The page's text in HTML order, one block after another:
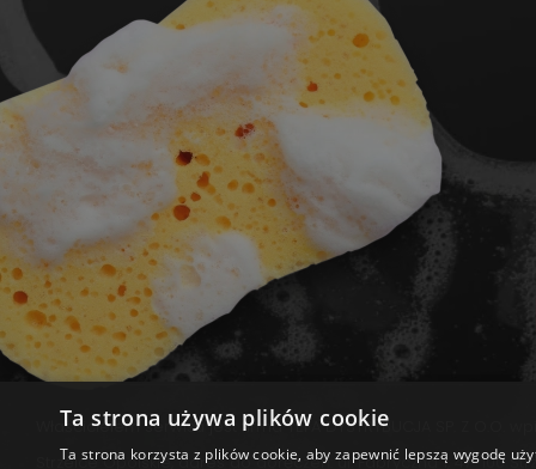
Właścicielem serwisu jest firma TEFA DYSTRYBUCJA SP. Z
Strzelce Opolskie, adres do doręczeń: ul. Fabryczna 1, 47-100
Ta strona używa plików cookie
Ta strona korzysta z plików cookie, aby zapewnić lepszą wygodę